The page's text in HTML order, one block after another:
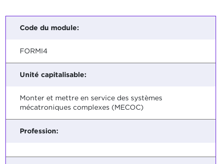
Code du module:
FORMI4
Unité capitalisable:
Monter et mettre en service des systèmes
mécatroniques complexes (MECOC)
Profession: